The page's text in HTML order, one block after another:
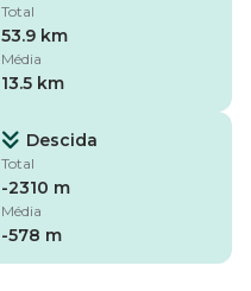
Total
53.9 km
Média
13.5 km
Descida
Total
-2310 m
Média
-578 m